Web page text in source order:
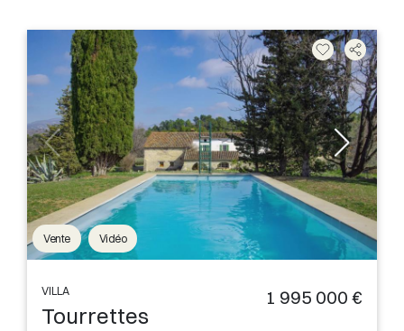
Vente Vidéo
VILLA
Tourrettes
1 995 000 €